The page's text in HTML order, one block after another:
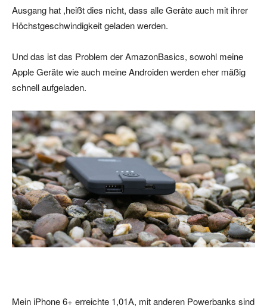
Ausgang hat ,heißt dies nicht, dass alle Geräte auch mit ihrer
Höchstgeschwindigkeit geladen werden.
Und das ist das Problem der AmazonBasics, sowohl meine
Apple Geräte wie auch meine Androiden werden eher mäßig
schnell aufgeladen.
Mein iPhone 6+ erreichte 1,01A, mit anderen Powerbanks sind